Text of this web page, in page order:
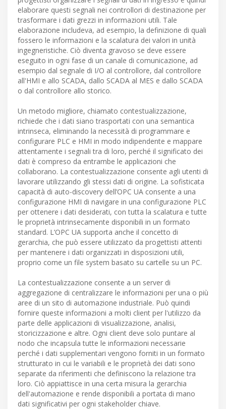
elaborare questi segnali nei controllori di destinazione per
trasformare i dati grezzi in informazioni utili. Tale
elaborazione includeva, ad esempio, la definizione di quali
fossero le informazioni e la scalatura dei valori in unità
ingegneristiche. Ciò diventa gravoso se deve essere
eseguito in ogni fase di un canale di comunicazione, ad
esempio dal segnale di I/O al controllore, dal controllore
all'HMI e allo SCADA, dallo SCADA al MES e dallo SCADA
o dal controllore allo storico.
Un metodo migliore, chiamato contestualizzazione,
richiede che i dati siano trasportati con una semantica
intrinseca, eliminando la necessità di programmare e
configurare PLC e HMI in modo indipendente e mappare
attentamente i segnali tra di loro, perché il significato dei
dati è compreso da entrambe le applicazioni che
collaborano. La contestualizzazione consente agli utenti di
lavorare utilizzando gli stessi dati di origine. La sofisticata
capacità di auto-discovery dell’OPC UA consente a una
configurazione HMI di navigare in una configurazione PLC
per ottenere i dati desiderati, con tutta la scalatura e tutte
le proprietà intrinsecamente disponibili in un formato
standard. L’OPC UA supporta anche il concetto di
gerarchia, che può essere utilizzato da progettisti attenti
per mantenere i dati organizzati in disposizioni utili,
proprio come un file system basato su cartelle su un PC.
La contestualizzazione consente a un server di
aggregazione di centralizzare le informazioni per una o più
aree di un sito di automazione industriale. Può quindi
fornire queste informazioni a molti client per l'utilizzo da
parte delle applicazioni di visualizzazione, analisi,
storicizzazione e altre. Ogni client deve solo puntare al
nodo che incapsula tutte le informazioni necessarie
perché i dati supplementari vengono forniti in un formato
strutturato in cui le variabili e le proprietà dei dati sono
separate da riferimenti che definiscono la relazione tra
loro. Ciò appiattisce in una certa misura la gerarchia
dell'automazione e rende disponibili a portata di mano
dati significativi per ogni stakeholder chiave.